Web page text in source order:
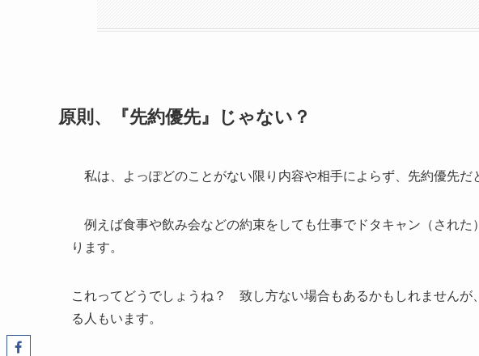
原則、『先約優先』じゃない？
私は、よっぽどのことがない限り内容や相手によらず、先約優先だ
例えば食事や飲み会などの約束をしても仕事でドタキャン（された
ります。
これってどうでしょうね？ 致し方ない場合もあるかもしれませんが
る人もいます。